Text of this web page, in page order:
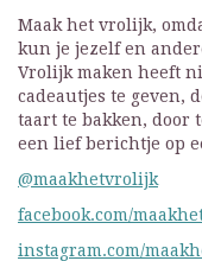
Maak het vrolijk,
kun je jezelf en
Vrolijk maken heeft
cadeautjes te geven,
taart te bakken, door
een lief berichtje op
@maakhetvrolijk
facebook.com/
instagram.com/